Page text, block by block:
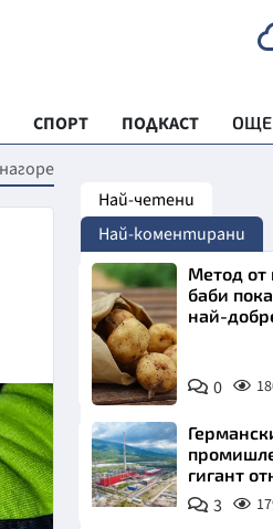
СПОРТ ПОДКАСТ ОЩЕ
"ЧУДЕСАТА НА
ХРАНА
ИКОНОМИКА
Най-четени
Най-коментирани
Снимка:
Пиксабей
Метод от
баби
най-
0
гигант
град
3